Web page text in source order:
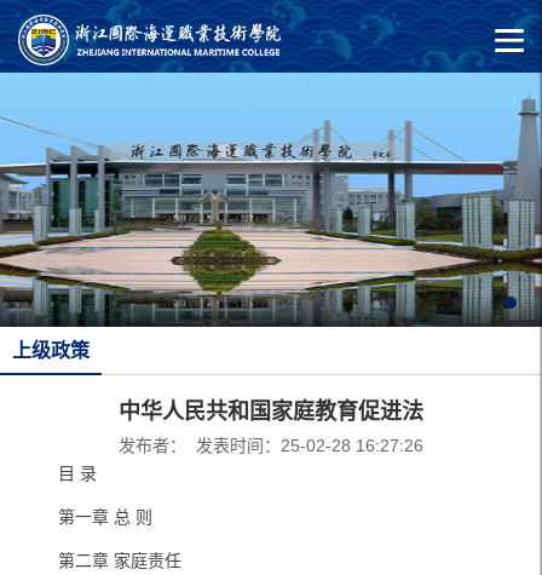
上级政策
中华人民共和国家庭教育促进法
发布者： 发表时间：25-02-28 16:27:26
目 录
第一章 总 则
第二章 家庭责任